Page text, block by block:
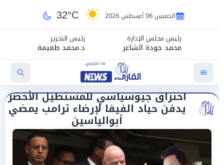
الخميس 06 أغسطس 2026 32°C
رئيس مجلس الإدارة
محمد جودة الشاعر
رئيس التحرير
د.محمد طعيمة
اختراق جيوسياسي للمستطيل الأخضر
يدفن حياد الفيفا لإرضاء ترامب يمضي
أبوالياسين